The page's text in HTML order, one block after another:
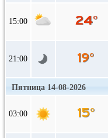
15:00
21:00
Пятница 14-08-2026
03:00